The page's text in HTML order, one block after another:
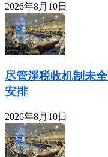
2026年8月10日
尽管淨税收机制未
安排
2026年8月10日